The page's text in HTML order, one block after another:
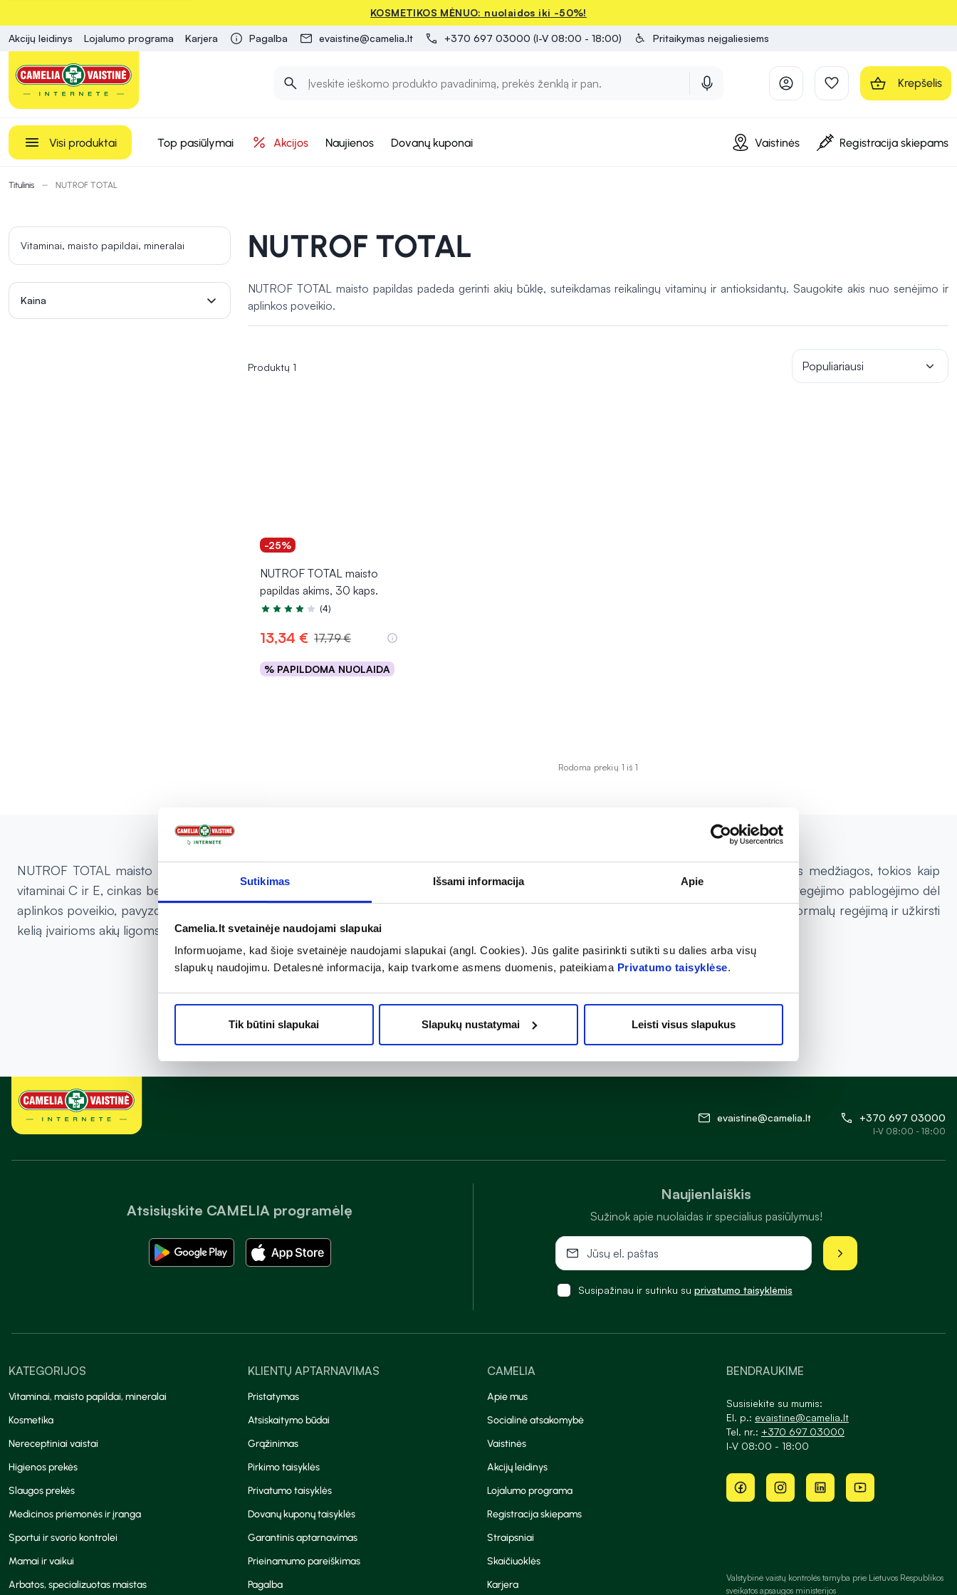
Sutikimas Išsami informacija Apie
Camelia.lt svetainėje naudojami slapukai
Informuojame, kad šioje svetainėje naudojami slapukai (angl. Cookies). Jūs galite pasirinkti sutikti su dalies arba visų
slapukų naudojimu. Detalesnė informacija, kaip tvarkome asmens duomenis, pateikiama Privatumo taisyklėse.
Tik būtini slapukai Slapukų nustatymai Leisti visus slapukus
KOSMETIKOS MĖNUO: nuolaidos iki -50%!
Akcijų leidinys Lojalumo programa Karjera Pagalba evaistine@camelia.lt +370 697 03000 (I-V 08:00 - 18:00) Pritaikymas neįgaliesiems
Krepšelis
Visi produktai Top pasiūlymai Akcijos Naujienos Dovanų kuponai Vaistinės Registracija skiepams
Titulinis NUTROF TOTAL
Vitaminai, maisto papildai, mineralai
Kaina
NUTROF TOTAL
NUTROF TOTAL maisto papildas padeda gerinti akių būklę, suteikdamas reikalingų vitaminų ir antioksidantų. Saugokite akis nuo senėjimo ir
aplinkos poveikio.
Produktų 1 Populiariausi
-25%
NUTROF TOTAL maisto
papildas akims, 30 kaps.
Įvertinimas 4.3 iš 5
(4)
13,34 € 17,79 €
% PAPILDOMA NUOLAIDA
Į krepšelį
Rodoma prekių 1 iš 1
NUTROF TOTAL maisto papildas sukurtas normaliam regėjimui palaikyti, suteikiant akims svarbių vitaminų ir antioksidantų. Jame esančios medžiagos, tokios kaip
vitaminai C ir E, cinkas bei liuteinas, padeda apsaugoti akis nuo laisvųjų radikalų ir senėjimo procesų. Šis papildas taip pat gali padėti išvengti regėjimo pablogėjimo dėl
aplinkos poveikio, pavyzdžiui, saulės ar ilgalaikio kompiuterio naudojimo. NUTROF TOTAL yra puikus pasirinkimas tiems, kurie nori palaikyti normalų regėjimą ir užkirsti
kelią įvairioms akių ligoms.
Atsisiųskite CAMELIA programėlę
Naujienlaiškis
Sužinok apie nuolaidas ir specialius pasiūlymus!
Susipažinau ir sutinku su privatumo taisyklėmis
evaistine@camelia.lt +370 697 03000
I-V 08:00 - 18:00
KATEGORIJOS
Vitaminai, maisto papildai, mineralai
Kosmetika
Nereceptiniai vaistai
Higienos prekės
Slaugos prekės
Medicinos priemonės ir įranga
Sportui ir svorio kontrolei
Mamai ir vaikui
Arbatos, specializuotas maistas
KLIENTŲ APTARNAVIMAS
Pristatymas
Atsiskaitymo būdai
Grąžinimas
Pirkimo taisyklės
Privatumo taisyklės
Dovanų kuponų taisyklės
Garantinis aptarnavimas
Prieinamumo pareiškimas
Pagalba
CAMELIA
Apie mus
Socialinė atsakomybė
Vaistinės
Akcijų leidinys
Lojalumo programa
Registracija skiepams
Straipsniai
Skaičiuoklės
Karjera
BENDRAUKIME
Susisiekite su mumis:
El. p.: evaistine@camelia.lt
Tel. nr.: +370 697 03000
I-V 08:00 - 18:00
Valstybinė vaistų kontrolės tarnyba prie Lietuvos Respublikos
sveikatos apsaugos ministerijos